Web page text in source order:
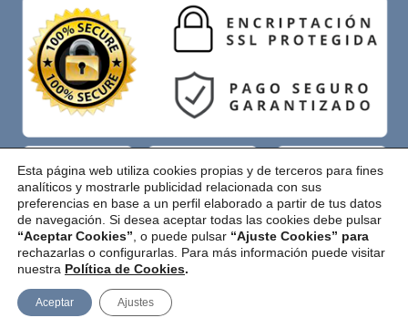
Pago Seguro
Copyright © 2026 El Rincón de la Canastilla |
Política de Privacidad
Esta página web utiliza cookies propias y de terceros para fines
analíticos y mostrarle publicidad relacionada con sus
preferencias en base a un perfil elaborado a partir de tus datos
de navegación. Si desea aceptar todas las cookies debe pulsar
“Aceptar Cookies” , o puede pulsar “Ajuste Cookies” para
rechazarlas o configurarlas. Para más información puede visitar
nuestra Política de Cookies.
Aceptar Ajustes